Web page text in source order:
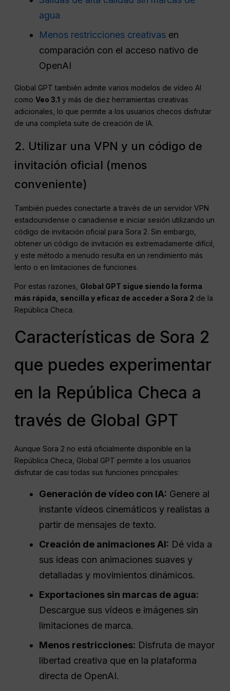
agua
Menos restricciones creativas en
comparación con el acceso nativo de
OpenAI
Global GPT también admite varios modelos de vídeo AI
comoVeo 3.1 y más de diez herramientas creativas
adicionales, lo que permite a los usuarios checos disfrutar
de una completa suite de creación de IA.
2. Utilizar una VPN y un código de
invitación oficial (menos
conveniente)
También puedes conectarte a través de un servidor VPN
estadounidense o canadiense e iniciar sesión utilizando un
código de invitación oficial para Sora 2. Sin embargo,
obtener un código de invitación es extremadamente difícil,
y este método a menudo resulta en un rendimiento más
lento o en limitaciones de funciones.
Por estas razones, Global GPT sigue siendo la forma
más rápida, sencilla y eficaz de acceder a Sora 2 de la
República Checa.
Características de Sora 2
que puedes experimentar
en la República Checa a
través de Global GPT
Aunque Sora 2 no está oficialmente disponible en la
República Checa, Global GPT permite a los usuarios
disfrutar de casi todas sus funciones principales:
Generación de vídeo con IA: Genere al
instante vídeos cinemáticos y realistas a
partir de mensajes de texto.
Creación de animaciones AI: Dé vida a
sus ideas con animaciones suaves y
detalladas y movimientos dinámicos.
Exportaciones sin marcas de agua:
Descargue sus vídeos e imágenes sin
limitaciones de marca.
Menos restricciones: Disfruta de mayor
libertad creativa que en la plataforma
directa de OpenAI.